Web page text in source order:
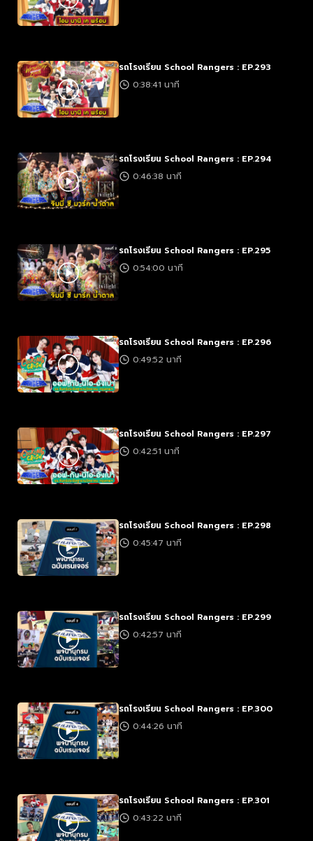
รถโรงเรียน School Rangers : EP.293
0:38:41 นาที
รถโรงเรียน School Rangers : EP.294
0:46:38 นาที
รถโรงเรียน School Rangers : EP.295
0:54:00 นาที
รถโรงเรียน School Rangers : EP.296
0:49:52 นาที
รถโรงเรียน School Rangers : EP.297
0:42:51 นาที
รถโรงเรียน School Rangers : EP.298
0:45:47 นาที
รถโรงเรียน School Rangers : EP.299
0:42:57 นาที
รถโรงเรียน School Rangers : EP.300
0:44:26 นาที
รถโรงเรียน School Rangers : EP.301
0:43:22 นาที